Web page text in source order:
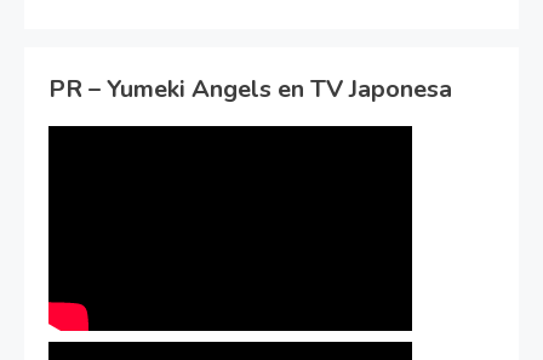
PR – Yumeki Angels en TV Japonesa